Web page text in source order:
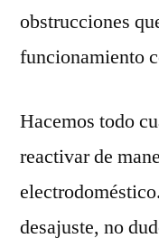
obstrucciones
funcionamiento
Hacemos todo
reactivar de
desajuste, no